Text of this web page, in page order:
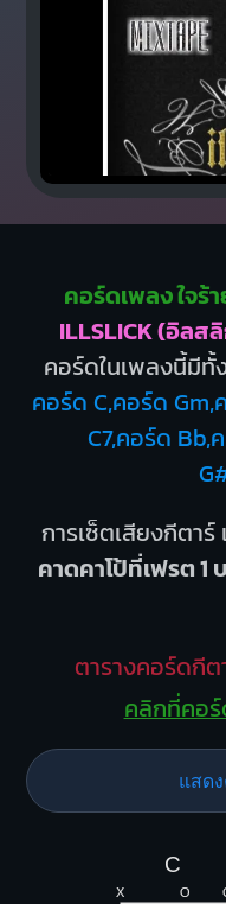
คอร์ดเพลง ใจร้
ILLSLICK (อิลส
คอร์ดในเพลงนี้มีทั้
คอร์ด C,คอร์ด
C7,คอร์ด Bb,
การเซ็ตเสียงกีตาร์
คาดคาโป้ที่เฟรต 1
ตารางคอร์ดกี
คลิกที่คอ
แสด
C
X O